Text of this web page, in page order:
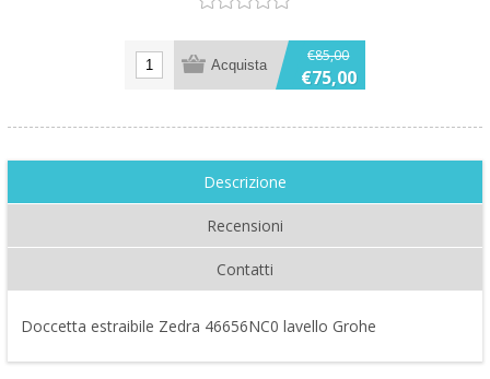
€85,00
€75,00
Descrizione
Recensioni
Contatti
Doccetta estraibile Zedra 46656NC0 lavello Grohe